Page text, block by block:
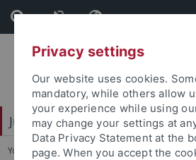
Skip
to
content
Skip
to
footer
Juristische Fakultät
You are here: Startseite
...
Privacy settings
Our website uses cookies.
mandatory, while others allow
your experience while using
may change your settings at
Data Privacy Statement at the
page. When you accept the